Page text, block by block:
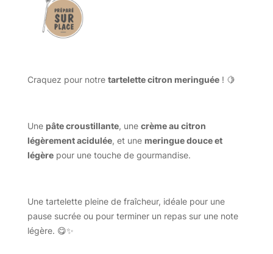
Craquez pour notre tartelette citron meringuée! 🍋
Une pâte croustillante, une crème au citron
légèrement acidulée, et une meringue douce et
légèrepour une touche de gourmandise.
Une tartelette pleine de fraîcheur, idéale pour une
pause sucrée ou pour terminer un repas sur une note
légère. 😋✨